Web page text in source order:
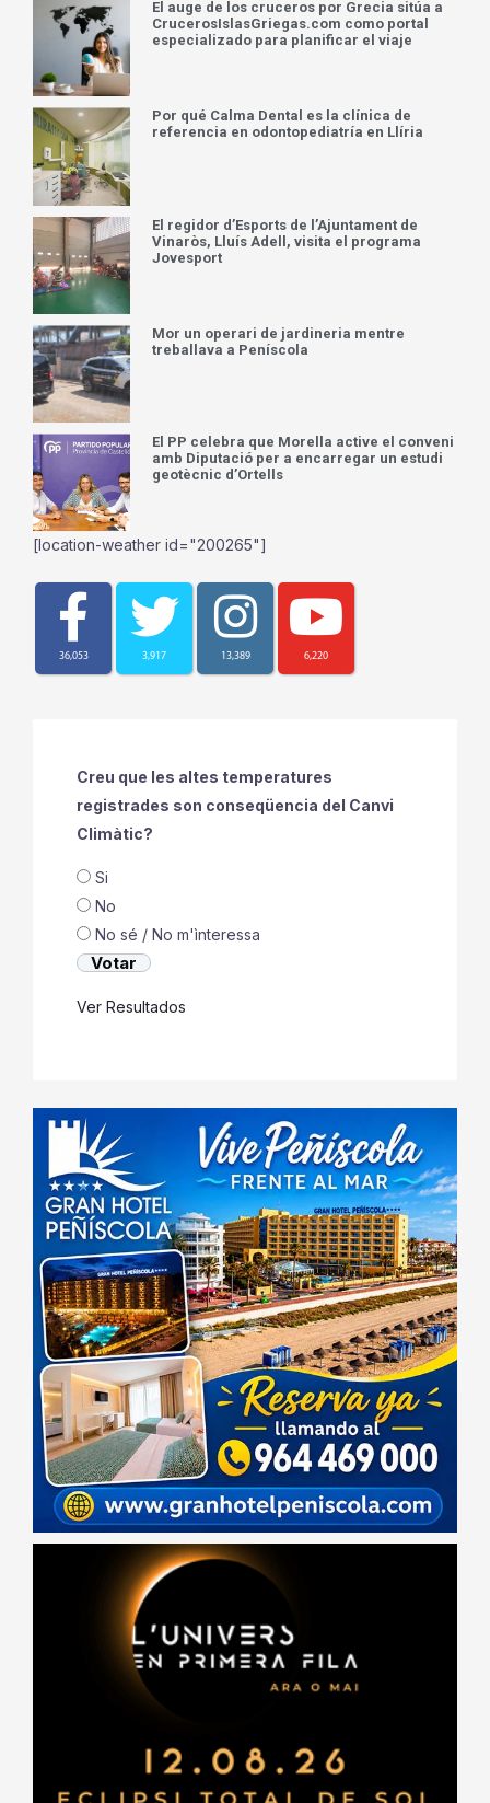
El auge de los cruceros por Grecia sitúa a
CrucerosIslasGriegas.com como portal
especializado para planificar el viaje
Por qué Calma Dental es la clínica de
referencia en odontopediatría en Llíria
El regidor d’Esports de l’Ajuntament de
Vinaròs, Lluís Adell, visita el programa
Jovesport
Mor un operari de jardineria mentre
treballava a Peníscola
El PP celebra que Morella active el conveni
amb Diputació per a encarregar un estudi
geotècnic d’Ortells
[location-weather id="200265"]
36,053 3,917 13,389 6,220
Creu que les altes temperatures
registrades son conseqüencia del Canvi
Climàtic?
Si
No
No sé / No m'ìnteressa
Ver Resultados